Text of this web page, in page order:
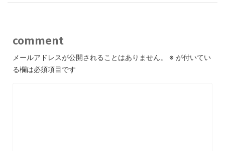
comment
メールアドレスが公開されることはありません。 ※ が付いてい
る欄は必須項目です